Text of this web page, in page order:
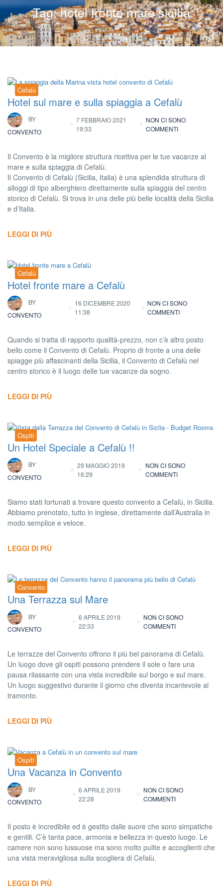
Tag:hotel fronte mare sicilia
Cefalù
Hotel sul mare e sulla spiaggia a Cefalù
BY
CONVENTO
7 FEBBRAIO 2021
19:33
NON CI SONO
COMMENTI
Il Convento è la migliore struttura ricettiva per le tue vacanze al
mare e sulla spiaggia di Cefalù.
Il Convento di Cefalù (Sicilia, Italia) è una splendida struttura di
alloggi di tipo alberghiero direttamente sulla spiaggia del centro
storico di Cefalù. Si trova in una delle più belle località della Sicilia
e d’Italia.
LEGGI DI PIÙ
Cefalù
Hotel fronte mare a Cefalù
BY
CONVENTO
16 DICEMBRE 2020
11:38
NON CI SONO
COMMENTI
Quando si tratta di rapporto qualità-prezzo, non c’è altro posto
bello come il Convento di Cefalù. Proprio di fronte a una delle
spiagge più affascinanti della Sicilia, il Convento di Cefalù nel
centro storico è il luogo delle tue vacanze da sogno.
LEGGI DI PIÙ
Ospiti
Un Hotel Speciale a Cefalù !!
BY
CONVENTO
29 MAGGIO 2019
16:29
NON CI SONO
COMMENTI
Siamo stati fortunati a trovare questo convento a Cefalù, in Sicilia.
Abbiamo prenotato, tutto in inglese, direttamente dall’Australia in
modo semplice e veloce.
LEGGI DI PIÙ
Convento
Una Terrazza sul Mare
BY
CONVENTO
6 APRILE 2019
22:33
NON CI SONO
COMMENTI
Le terrazze del Convento offrono il più bel panorama di Cefalù.
Un luogo dove gli ospiti possono prendere il sole o fare una
pausa rilassante con una vista incredibile sul borgo e sul mare.
Un luogo suggestivo durante il giorno che diventa incantevole al
tramonto.
LEGGI DI PIÙ
Ospiti
Una Vacanza in Convento
BY
CONVENTO
6 APRILE 2019
22:28
NON CI SONO
COMMENTI
Il posto è incredibile ed è gestito dalle suore che sono simpatiche
e gentili. C’è tanta pace, armonia e bellezza in questo luogo. Le
camere non sono lussuose ma sono molto pulite e accoglienti che
una vista meravigliosa sulla scogliera di Cefalù.
LEGGI DI PIÙ